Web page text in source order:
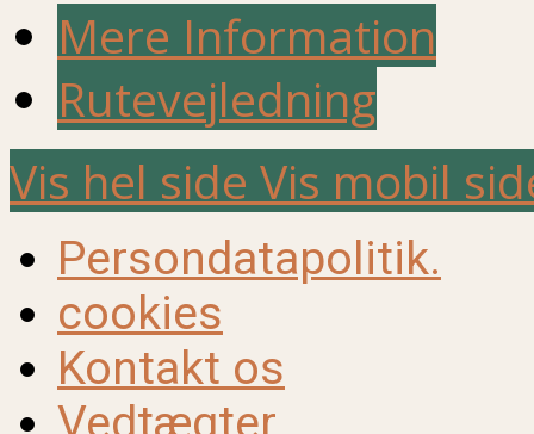
Mere Information
Rutevejledning
Vis hel side Vis mobil
Persondatapolitik.
cookies
Kontakt os
Vedtægter